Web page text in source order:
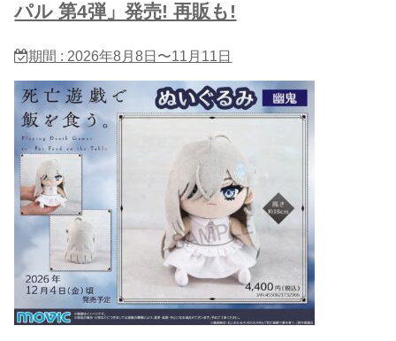
パル 第4弾」発売! 再販も!
期間 : 2026年8月8日〜11月11日